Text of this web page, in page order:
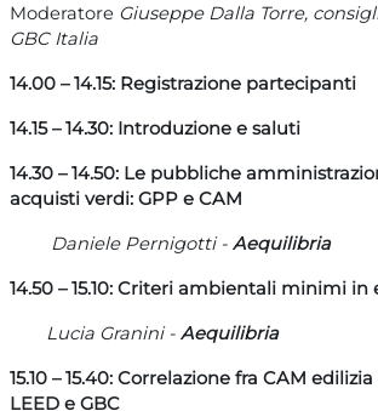
Moderatore Giuseppe Dalla Torre,
GBC Italia
14.00 – 14.15: Registrazione partecipanti
14.15 – 14.30: Introduzione e saluti
14.30 – 14.50: Le pubbliche
acquisti verdi: GPP e CAM
Daniele Pernigotti - Aequilibria
14.50 – 15.10: Criteri ambientali minimi in
Lucia Granini - Aequilibria
15.10 – 15.40: Correlazione fra CAM
LEED e GBC